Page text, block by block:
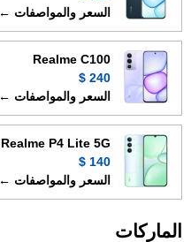
السعر والمواصفات ←
Realme C100
240 $
السعر والمواصفات ←
Realme P4 Lite 5G
140 $
السعر والمواصفات ←
الماركات